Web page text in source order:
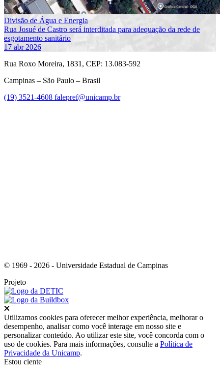
Divisão de Água e Energia
Rua Josué de Castro será interditada para adequação da rede de
esgotamento sanitário
17 abr 2026
Rua Roxo Moreira, 1831, CEP: 13.083-592
Campinas – São Paulo – Brasil
(19) 3521-4608 falepref@unicamp.br
© 1969 - 2026 - Universidade Estadual de Campinas
Projeto
Utilizamos cookies para oferecer melhor experiência, melhorar o
desempenho, analisar como você interage em nosso site e
personalizar conteúdo. Ao utilizar este site, você concorda com o
uso de cookies. Para mais informações, consulte a Política de
Privacidade da Unicamp.
Estou ciente